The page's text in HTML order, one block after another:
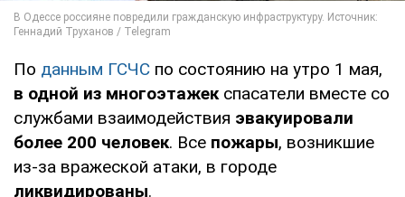
По данным ГСЧС по состоянию на утро 1 мая,
в одной из многоэтажекспасатели вместе со
службами взаимодействия эвакуировали
более 200 человек. Все пожары, возникшие
из-за вражеской атаки, в городе
ликвидированы.